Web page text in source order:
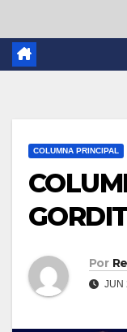
COLUMNA PRINCIPAL
Por
JUN